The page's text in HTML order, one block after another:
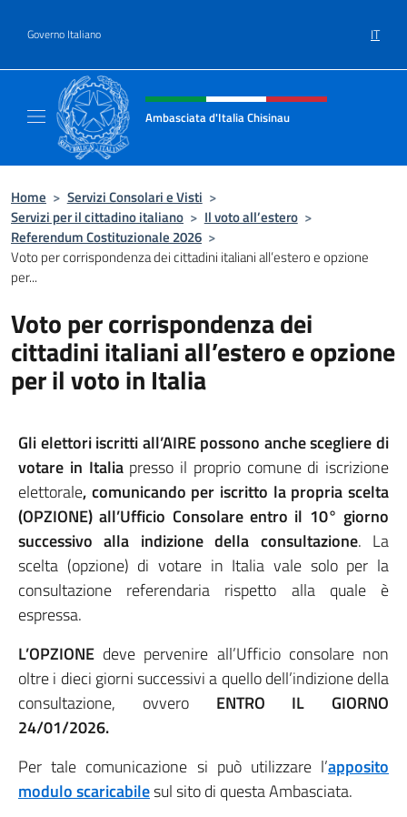
Governo Italiano IT
Intestazione sito, social e menù
Ambasciata d'Italia Chisinau
Home > Servizi Consolari e Visti >
Servizi per il cittadino italiano > Il voto all’estero >
Referendum Costituzionale 2026 >
Voto per corrispondenza dei cittadini italiani all’estero e opzione
per...
Voto per corrispondenza dei
cittadini italiani all’estero e opzione
per il voto in Italia
Gli elettori iscritti all’AIRE possono anche scegliere di
votare in Italia presso il proprio comune di iscrizione
elettorale, comunicando per iscritto la propria scelta
(OPZIONE) all’Ufficio Consolare entro il 10° giorno
successivo alla indizione della consultazione. La
scelta (opzione) di votare in Italia vale solo per la
consultazione referendaria rispetto alla quale è
espressa.
L’OPZIONE deve pervenire all’Ufficio consolare non
oltre i dieci giorni successivi a quello dell’indizione della
consultazione, ovveroENTRO IL GIORNO
24/01/2026.
Per tale comunicazione si può utilizzare l’apposito
modulo scaricabilesul sito di questa Ambasciata.